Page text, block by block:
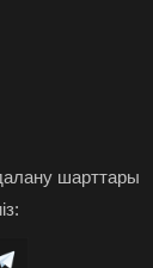
шарттары